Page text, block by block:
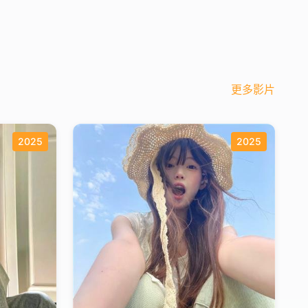
更多影片
2025 2025